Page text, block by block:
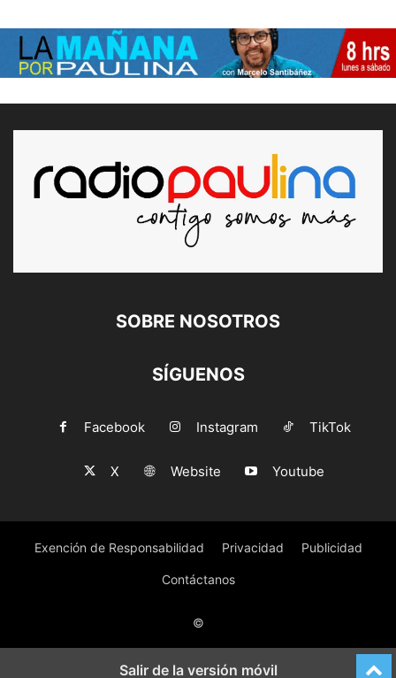
SOBRE NOSOTROS
SÍGUENOS
Facebook Instagram TikTok
X Website Youtube
Exención de Responsabilidad Privacidad Publicidad
Contáctanos
©
Salir de la versión móvil